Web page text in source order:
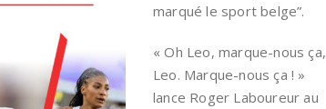
marqué le sport belge”.
« Oh Leo, marque-nous ça,
Leo. Marque-nous ça ! »
lance Roger Laboureur au